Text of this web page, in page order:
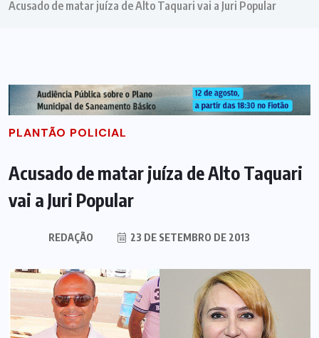
Acusado de matar juíza de Alto Taquari vai a Juri Popular
PLANTÃO POLICIAL
Acusado de matar juíza de Alto Taquari
vai a Juri Popular
REDAÇÃO 23 DE SETEMBRO DE 2013